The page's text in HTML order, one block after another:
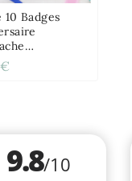
10 Badges